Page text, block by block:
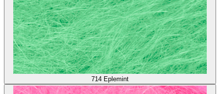
714 Eplemint